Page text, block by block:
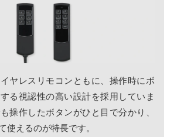
ヤレスリモコンともに、操作時にボ
る視認性の高い設計を採用していま
操作したボタンがひと目で分かり、
使えるのが特長です。